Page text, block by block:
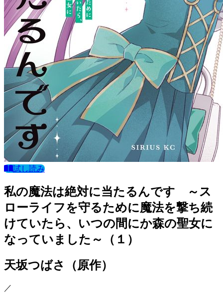
試し読み
私の魔法は絶対に当たるんです ～ス
ローライフを守るために魔法を撃ち続
けていたら、いつの間にか森の聖女に
なっていました～（１）
天坂つばさ
（原作）
／